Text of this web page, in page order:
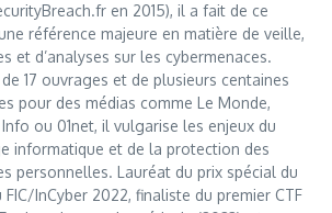
en 2015), il a fait de ce
référence majeure en matière de veille,
et d’analyses sur les cybermenaces.
17 ouvrages et de plusieurs centaines
pour des médias comme Le Monde,
ou 01net, il vulgarise les enjeux du
informatique et de la protection des
personnelles. Lauréat du prix spécial du
FIC/InCyber 2022, finaliste du premier CTF